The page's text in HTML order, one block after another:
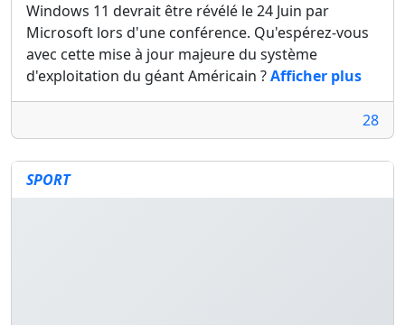
Windows 11 devrait être révélé le 24 Juin par
Microsoft lors d'une conférence. Qu'espérez-vous
avec cette mise à jour majeure du système
d'exploitation du géant Américain ?Afficher plus
28
SPORT